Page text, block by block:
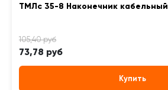
ТМЛс 35-8 Наконечник кабельный
73,78 руб
Купить